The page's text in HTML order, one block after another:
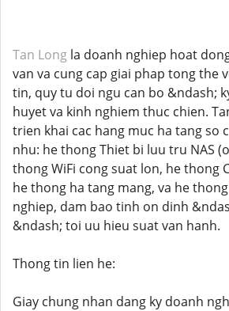
Tan Long la doanh nghiep hoat
van va cung cap giai phap tong the
tin, quy tu doi ngu can bo &ndash;
huyet va kinh nghiem thuc chien.
trien khai cac hang muc ha tang so
nhu: he thong Thiet bi luu tru NAS
thong WiFi cong suat lon, he thong
he thong ha tang mang, va he
nghiep, dam bao tinh on dinh
&ndash; toi uu hieu suat van hanh.
Thong tin lien he:
Giay chung nhan dang ky doanh